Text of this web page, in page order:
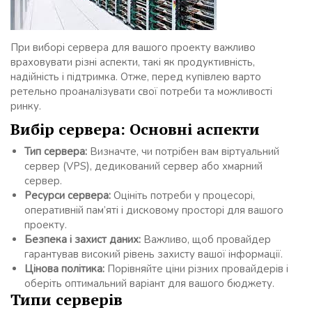
При виборі сервера для вашого проекту важливо
враховувати різні аспекти, такі як продуктивність,
надійність і підтримка. Отже, перед купівлею варто
ретельно проаналізувати свої потреби та можливості
ринку.
Вибір сервера: Основні аспекти
Тип сервера: Визначте, чи потрібен вам віртуальний
сервер (VPS), дедикований сервер або хмарний
сервер.
Ресурси сервера: Оцініть потреби у процесорі,
оперативній пам’яті і дисковому просторі для вашого
проекту.
Безпека і захист даних: Важливо, щоб провайдер
гарантував високий рівень захисту вашої інформації.
Цінова політика: Порівняйте ціни різних провайдерів і
оберіть оптимальний варіант для вашого бюджету.
Типи серверів